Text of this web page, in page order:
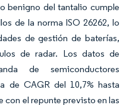
benigno del tantalio cumple
de la norma ISO 26262, lo
de gestión de baterías,
de radar. Los datos de
de semiconductores
de CAGR del 10,7% hasta
con el repunte previsto en las